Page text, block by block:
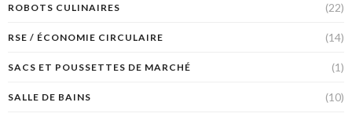
ROBOTS CULINAIRES (22)
RSE / ÉCONOMIE CIRCULAIRE (14)
SACS ET POUSSETTES DE MARCHÉ (1)
SALLE DE BAINS (10)